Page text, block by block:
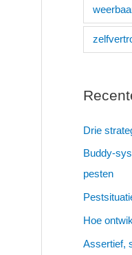
Drie
Buddy-
pesten
Hoe
Assertief,